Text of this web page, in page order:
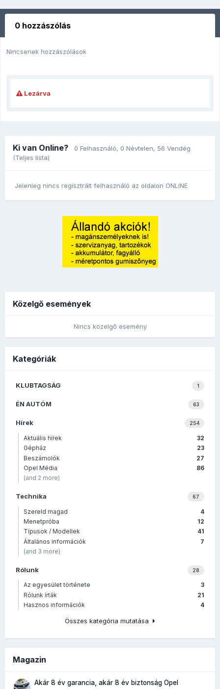
0 hozzászólás
Nincsenek hozzászólások
Lezárva
Ki van Online? 0 Felhasználó, 0 Névtelen, 56 Vendég
(Teljes lista)
Jelenleg nincs regisztrált felhasználó az oldalon ONLINE
Közelgő események
Nincs közelgő esemény
Kategóriák
1
KLUBTAGSÁG
63
ÉN AUTÓM
254
Hírek
32
Aktuális hírek
23
Gépház
27
Beszámolók
86
Opel Média
(and 2 more)
67
Technika
4
Szereld magad
12
Menetpróba
41
Típusok / Modellek
7
Általános információk
(and 3 more)
28
Rólunk
3
Az egyesület története
21
Rólunk írták
4
Hasznos információk
Összes kategória mutatása
Magazin
Akár 8 év garancia, akár 8 év biztonság Opel